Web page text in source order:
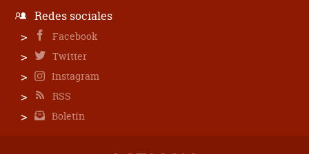
Redes sociales
Facebook
Twitter
Instagram
RSS
Boletín